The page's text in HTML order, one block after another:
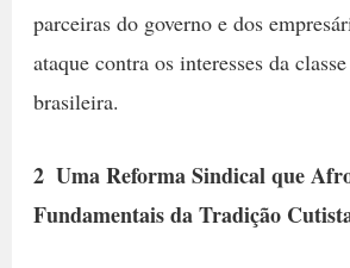
parceiras do governo e dos
ataque contra os interesses da
brasileira.
2  Uma Reforma Sindical que
Fundamentais da Tradição